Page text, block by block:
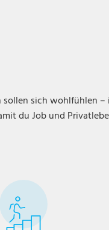
sich wohlfühlen
du Job und